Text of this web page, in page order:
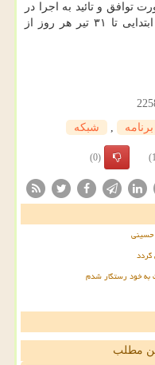
و تائید به اجرا در
می آید. «مدرسه تابستانی» در مقطع ابتدایی تا ۳۱ تیر هر روز از
برنامه , شبكه
(0)
حسینی
گردد
به خود رستگار شدم
مطلب